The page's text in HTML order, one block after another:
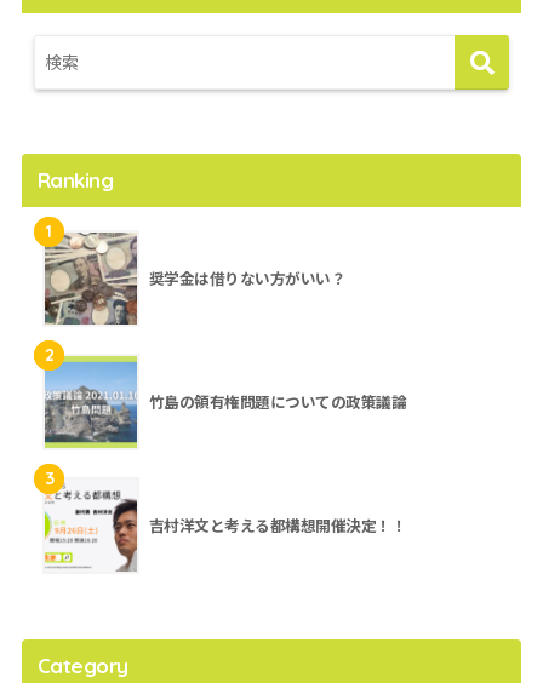
Ranking
1
奨学金は借りない方がいい？
2
竹島の領有権問題についての政策議論
3
吉村洋文と考える都構想開催決定！！
Category